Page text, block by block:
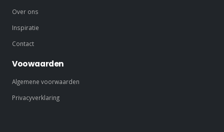
Over ons
Inspiratie
Contact
Voowaarden
Algemene voorwaarden
Privacyverklaring